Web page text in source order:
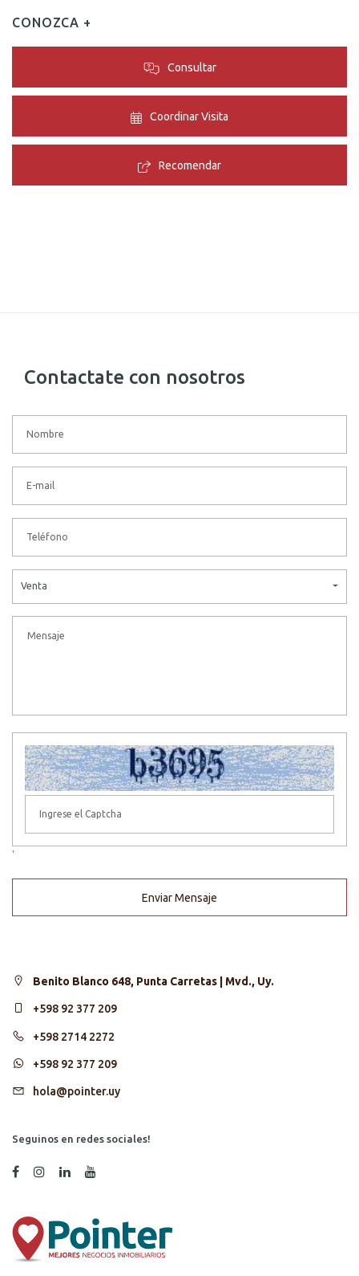
CONOZCA +
Consultar
Coordinar Visita
Recomendar
Contactate con nosotros
Venta
'
Enviar Mensaje
Benito Blanco 648, Punta Carretas | Mvd., Uy.
+598 92 377 209
+598 2714 2272
+598 92 377 209
hola@pointer.uy
Seguinos en redes sociales!